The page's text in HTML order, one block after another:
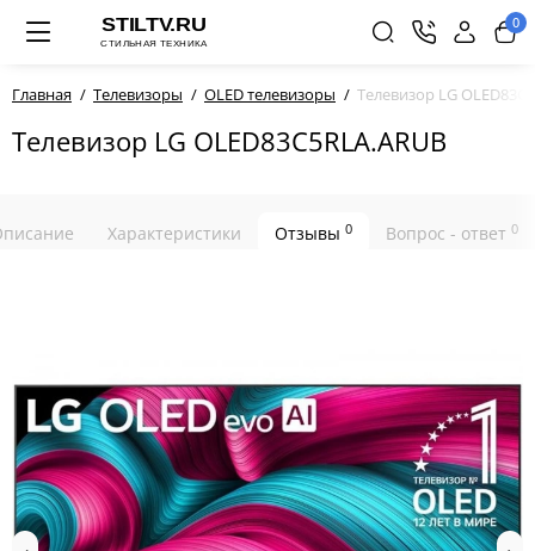
0
Главная Телевизоры OLED телевизоры Телевизор LG
Телевизор LG OLED83C5RLA.ARUB
Характеристики Отзывы 0 Вопрос - ответ 0